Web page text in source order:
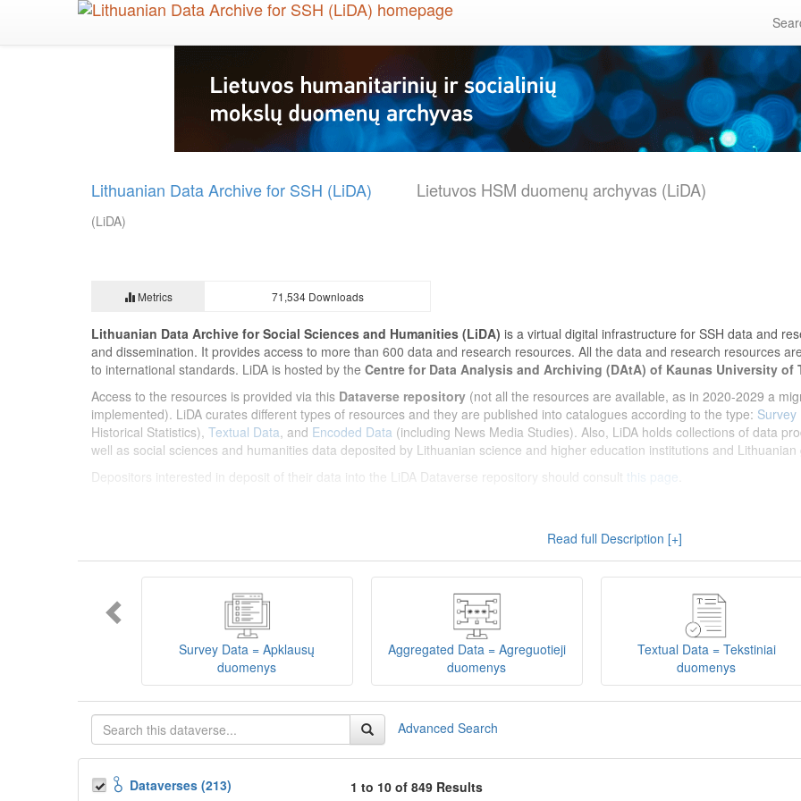
Lithuanian Data Archive for SSH (LiDA)
(LiDA)
Lietuvos HSM duomenų archyvas (LiDA)
Metrics 71,534 Downloads
Lithuanian Data Archive for Social Sciences and Humanities (LiDA) is a virtual digital infrastructure for SSH data and
and dissemination. It provides access to more than 600 data and research resources. All the data and research resources
to international standards. LiDA is hosted by the Centre for Data Analysis and Archiving (DAtA) of Kaunas University of
Access to the resources is provided via this Dataverse repository (not all the resources are available, as in 2020-2029 a
implemented). LiDA curates different types of resources and they are published into catalogues according to the type: Survey
Historical Statistics), Textual Data, and Encoded Data (including News Media Studies). Also, LiDA holds collections of data
well as social sciences and humanities data deposited by Lithuanian science and higher education institutions and
Depositors interested in deposit of their data into the LiDA Dataverse repository should consult this page
yra virtuali skaitmeninė empirinių HSM
sklaidos infrastruktūra, suteikianti prieigą prie daugiau nei 600 duomenų ir tyrimų išteklių. Visi duomenų ir tyrimų ištekliai yra
tarptautinius standartus. LiDA įsikūręsKauno technologijos universiteto Duomenų analizės ir archyvavimo (DAtA)
Prieigai prie išteklių naudojama ši
(kol kas ne visi ištekliai prieinami, nes 2020-2029 m. vykdomas
įvairių tipų išteklius ir jie publikuojami atskiruose kataloguose pagal tipą:
Interviu duomenys
duomenys
Koduotieji duomenys (įskaitant Žiniasklaidos tyrimus). Taip pat LiDA talpinami didelių nacionalinių projektų
mokslo ir studijų bei Lietuvos valstybės institucijų deponuoti socialinių ir humanitarinių mokslų duomenų rinkiniai (Kitų
talpykla, surasti ir parsisiųsti duomenis, siūlome susipažinti su
LiDA Dataverse talpyklos naudotojo vadovu.
Read full Description [+]
Survey Data = Apklausų
duomenys
Aggregated Data = Agreguotieji
duomenys
Textual Data = Tekstiniai
duomenys
Advanced Search
Dataverses (213)
1 to 10 of 849 Results